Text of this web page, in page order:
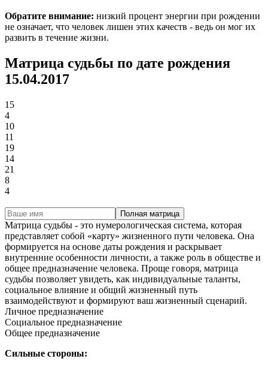
Обратите внимание: низкий процент энергии при рождении
не означает, что человек лишен этих качеств - ведь он мог их
развить в течение жизни.
Матрица судьбы по дате рождения
15.04.2017
15
4
10
11
19
14
21
8
4
Полная матрица
Матрица судьбы - это нумерологическая система, которая
представляет собой «карту» жизненного пути человека. Она
формируется на основе даты рождения и раскрывает
внутренние особенности личности, а также роль в обществе и
общее предназначение человека. Проще говоря, матрица
судьбы позволяет увидеть, как индивидуальные таланты,
социальное влияние и общий жизненный путь
взаимодействуют и формируют ваш жизненный сценарий.
Личное предназначение
Социальное предназначение
Общее предназначение
Сильные стороны: